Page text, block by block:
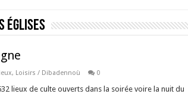
églises
, Loisirs / Dibadennoù 0
lieux de culte ouverts dans la soirée voire la nuit du